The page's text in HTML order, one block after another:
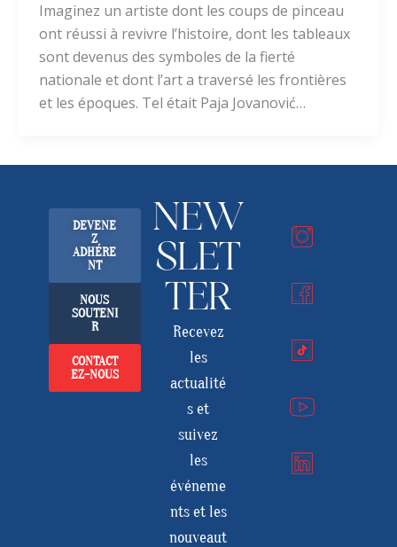
Imaginez un artiste dont les coups de pinceau
ont réussi à revivre l’histoire, dont les tableaux
sont devenus des symboles de la fierté
nationale et dont l’art a traversé les frontières
et les époques. Tel était Paja Jovanović…
DEVENE
Z
ADHÉRE
NT
NOUS
SOUTENI
R
CONTACT
EZ-NOUS
NEW
SLET
TER
Recevez
les
actualité
s et
suivez
les
événeme
nts et les
nouveaut